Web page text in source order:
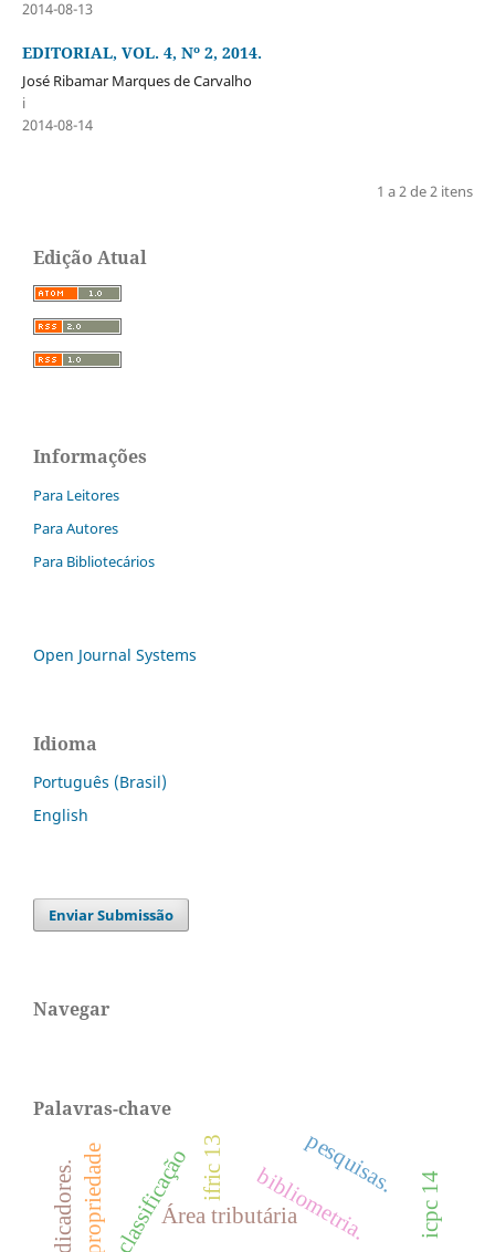
2014-08-13
EDITORIAL, VOL. 4, Nº 2, 2014.
José Ribamar Marques de Carvalho
i
2014-08-14
1 a 2 de 2 itens
Edição Atual
Informações
Para Leitores
Para Autores
Para Bibliotecários
Open Journal Systems
Idioma
Português (Brasil)
English
Enviar Submissão
Navegar
Palavras-chave
classificaçãoÁrea tributáriabibliometria.
pesquisas.
ifric 13
icpc 14